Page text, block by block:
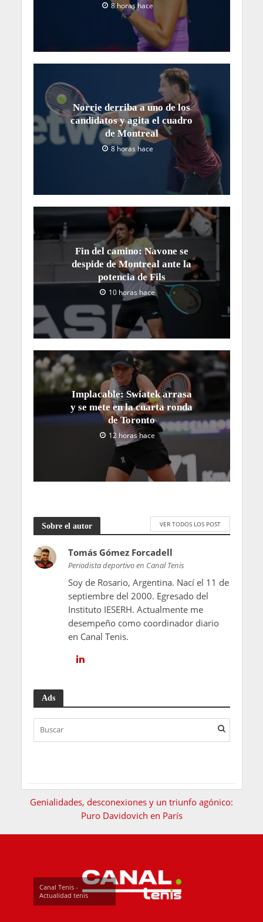
8 horas hace
Norrie derriba a uno de los
candidatos y agita el cuadro
de Montreal
8 horas hace
Fin del camino: Navone se
despide de Montreal ante la
potencia de Fils
10 horas hace
Implacable: Swiatek arrasa
y se mete en la cuarta ronda
de Toronto
12 horas hace
Sobre el autor VER TODOS LOS POST
Tomás Gómez Forcadell
Periodista deportivo en Canal Tenis
Soy de Rosario, Argentina. Nací el 11 de
septiembre del 2000. Egresado del
Instituto IESERH. Actualmente me
desempeño como coordinador diario
en Canal Tenis.
Ads
Genialidades, desconexiones y un triunfo agónico:
Puro Davidovich en París
Canal Tenis -
Actualidad tenis